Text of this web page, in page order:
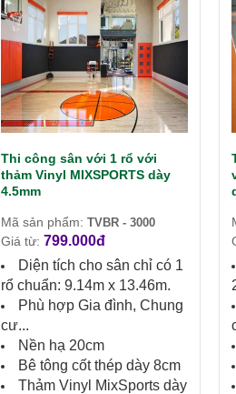
Thi công sân với 1 rổ với
thảm Vinyl MIXSPORTS dày
4.5mm
Mã sản phẩm: TVBR - 3000
Giá từ: 799.000đ
Diện tích cho sân chỉ có 1
rổ chuẩn: 9.14m x 13.46m.
Phù hợp Gia đình, Chung
cư...
Nền hạ 20cm
Bê tông cốt thép dày 8cm
Thảm Vinyl MixSports dày